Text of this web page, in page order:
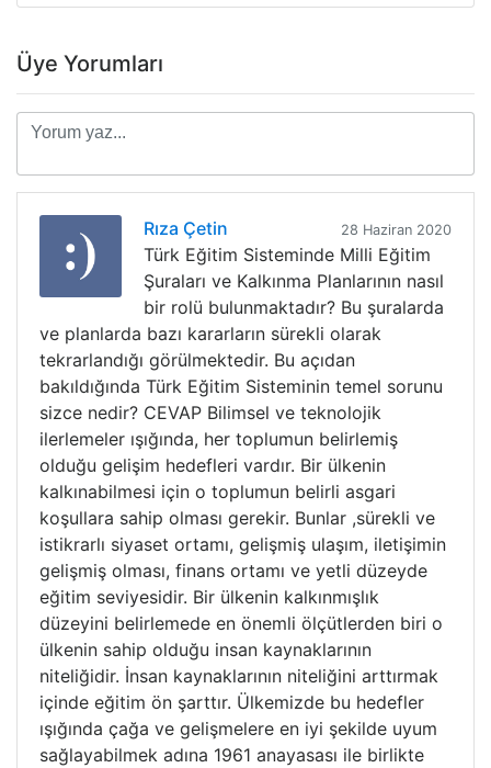
Üye Yorumları
Rıza Çetin 28 Haziran 2020
Türk Eğitim Sisteminde Milli Eğitim
Şuraları ve Kalkınma Planlarının nasıl
bir rolü bulunmaktadır? Bu şuralarda
ve planlarda bazı kararların sürekli olarak
tekrarlandığı görülmektedir. Bu açıdan
bakıldığında Türk Eğitim Sisteminin temel sorunu
sizce nedir? CEVAP Bilimsel ve teknolojik
ilerlemeler ışığında, her toplumun belirlemiş
olduğu gelişim hedefleri vardır. Bir ülkenin
kalkınabilmesi için o toplumun belirli asgari
koşullara sahip olması gerekir. Bunlar ,sürekli ve
istikrarlı siyaset ortamı, gelişmiş ulaşım, iletişimin
gelişmiş olması, finans ortamı ve yetli düzeyde
eğitim seviyesidir. Bir ülkenin kalkınmışlık
düzeyini belirlemede en önemli ölçütlerden biri o
ülkenin sahip olduğu insan kaynaklarının
niteliğidir. İnsan kaynaklarının niteliğini arttırmak
içinde eğitim ön şarttır. Ülkemizde bu hedefler
ışığında çağa ve gelişmelere en iyi şekilde uyum
sağlayabilmek adına 1961 anayasası ile birlikte